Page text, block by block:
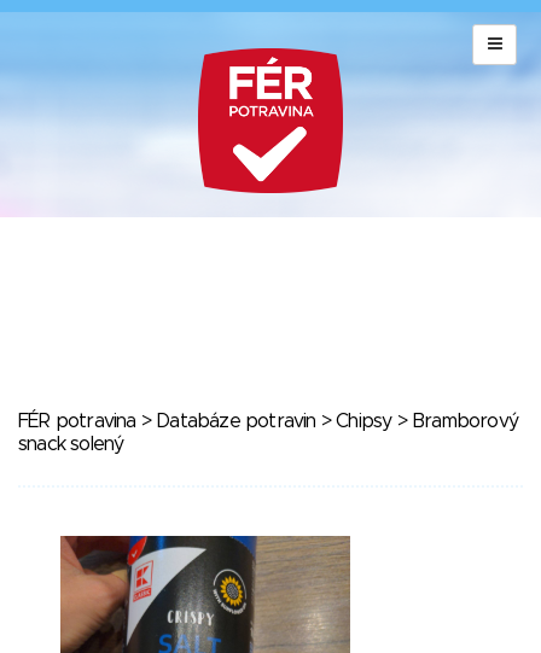
FÉR potravina > Databáze potravin >Chipsy> Bramborový
snack solený